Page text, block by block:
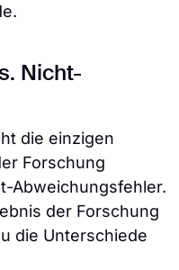
Nicht-
die einzigen
Forschung
Abweichungsfehler.
der Forschung
die Unterschiede